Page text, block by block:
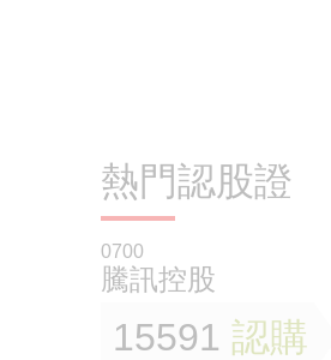
熱門認股證
0700
騰訊控股
15591 認購